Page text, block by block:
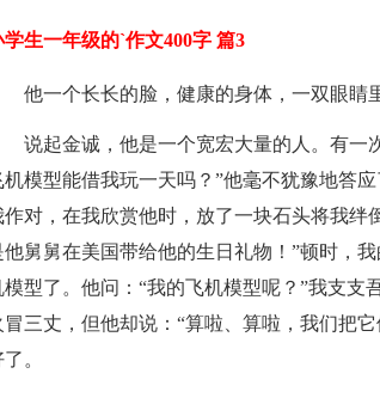
学生一年级的`作文400字 篇3
他一个长长的脸，健康的身体，一双眼
说起金诚，他是一个宽宏大量的人。有一
机模型能借我玩一天吗？”他毫不犹豫地答
作对，在我欣赏他时，放了一块石头将我绊
他舅舅在美国带给他的生日礼物！”顿时，
模型了。他问：“我的飞机模型呢？”我支
冒三丈，但他却说：“算啦、算啦，我们把
。